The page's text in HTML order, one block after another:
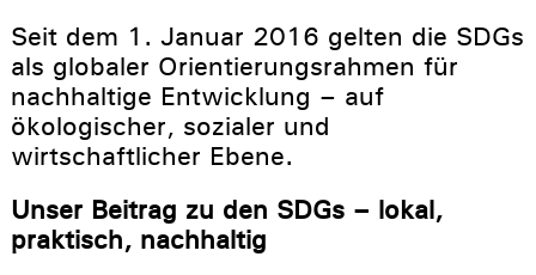
Seit dem 1. Januar 2016 gelten die SDGs
als globaler Orientierungsrahmen für
nachhaltige Entwicklung – auf
ökologischer, sozialer und
wirtschaftlicher Ebene.
Unser Beitrag zu den SDGs – lokal,
praktisch, nachhaltig